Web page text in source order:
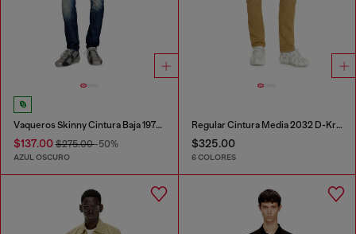
Vaqueros Skinny Cintura Baja 1979 Sleenker
$137.00 $275.00-50%
AZUL OSCURO
Regular Cintura Media 2032 D-Krooley-BW Joggjeans®
$325.00
6 COLORES